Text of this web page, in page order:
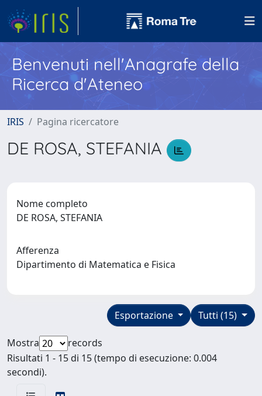
Benvenuti nell'Anagrafe della
Ricerca d'Ateneo
IRIS Pagina ricercatore
DE ROSA, STEFANIA
Nome completo
DE ROSA, STEFANIA
Afferenza
Dipartimento di Matematica e Fisica
Tutti (15)
Esportazione
Mostra
records
Risultati 1 - 15 di 15 (tempo di esecuzione: 0.004
secondi).